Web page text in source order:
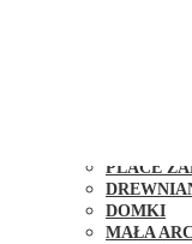
PLACE
DOMKI
MAŁA